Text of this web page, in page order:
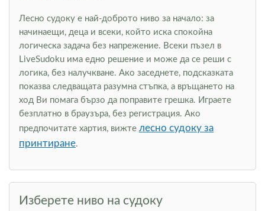
Лесно судоку е най-доброто ниво за начало: за
начинаещи, деца и всеки, който иска спокойна
логическа задача без напрежение. Всеки пъзел в
LiveSudoku има едно решение и може да се реши с
логика, без налучкване. Ако заседнете, подсказката
показва следващата разумна стъпка, а връщането на
ход Ви помага бързо да поправите грешка. Играете
безплатно в браузъра, без регистрация. Ако
предпочитате хартия, вижте лесно судоку за
принтиране.
Изберете ниво на судоку